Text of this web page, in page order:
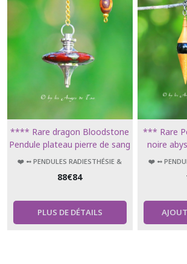
**** Rare dragon Bloodstone
Pendule plateau pierre de sang
des dragons ****
❤️ ➻ PENDULES RADIESTHÉSIE &
88€84
PLUS DE DÉTAILS
*** Rare
noire
❤️ ➻